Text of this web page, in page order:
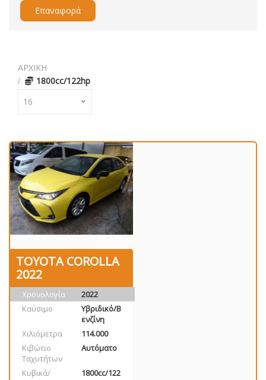
Επαναφορά
ΑΡΧΙΚΗ
1800cc/122hp
16
TOYOTA COROLLA
2022
Χρονολογία
2022
Καύσιμο
Υβριδικό/Β
ενζίνη
Χιλιόμετρα
114.000
Κιβώτιο
Ταχυτήτων
Αυτόματο
Κυβικά/
1800cc/122